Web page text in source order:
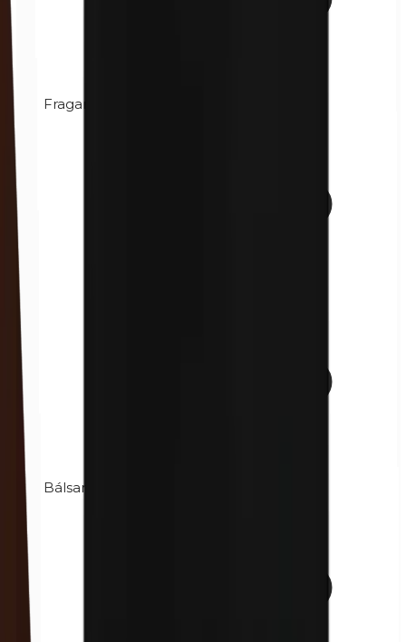
Fragancia (mezcla)
Bálsamo de Perú